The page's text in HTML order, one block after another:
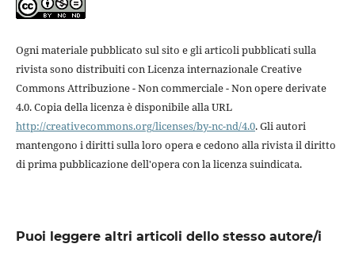
Ogni materiale pubblicato sul sito e gli articoli pubblicati sulla
rivista sono distribuiti con Licenza internazionale Creative
Commons Attribuzione - Non commerciale - Non opere derivate
4.0. Copia della licenza è disponibile alla URL
http://creativecommons.org/licenses/by-nc-nd/4.0. Gli autori
mantengono i diritti sulla loro opera e cedono alla rivista il diritto
di prima pubblicazione dell'opera con la licenza suindicata.
Puoi leggere altri articoli dello stesso autore/i